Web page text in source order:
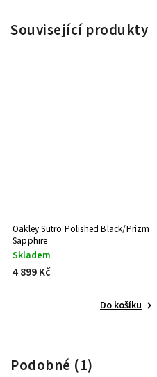
Související produkty
Oakley Sutro Polished Black/Prizm
Sapphire
Skladem
4 899 Kč
Do košíku
Podobné (1)